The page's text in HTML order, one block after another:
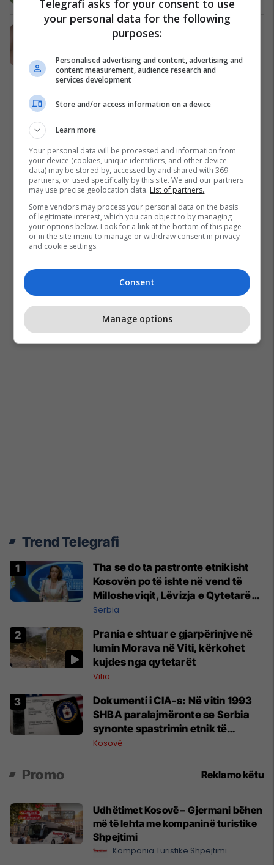
Një foshnje 9 muajshe dërgohet pa
Kronika e Zezë 22/06/2022
1
Trend Telegrafi
Tha se do ta pastronte etnikisht
Kosovën po të ishte në vend të
Millosheviqit, Lëvizja e Qytetarëve
të Lirë në Serbi kërkon shkarkimin
Paunoviq
Serbia
Prania e shtuar e gjarpërinjve në
lumin Morava në Viti, kërkohet
kujdes nga qytetarët
Vitia
Dokumenti i CIA-s: Në vitin 1993
SHBA paralajmëronte se Serbia
synonte spastrimin etnik të
Kosovës dhe destabilizimin e
Kosovë
Promo Reklamo këtu
Udhëtimet Kosovë – Gjermani bëhen
më të lehta me kompaninë turistike
Shpejtimi
Kompania Turistike Shpejtimi
Telegrafi asks for your consent to use
your personal data for the following
purposes:
Personalised advertising and content, advertising and
content measurement, audience research and
services development
Store and/or access information on a device
Learn more
Your personal data will be processed and information from
your device (cookies, unique identifiers, and other device
data) may be stored by, accessed by and shared with 369
partners, or used specifically by this site. We and our partners
may use precise geolocation data. List of partners.
Some vendors may process your personal data on the basis
of legitimate interest, which you can object to by managing
your options below. Look for a link at the bottom of this page
or in the site menu to manage or withdraw consent in privacy
and cookie settings.
Consent
Manage options